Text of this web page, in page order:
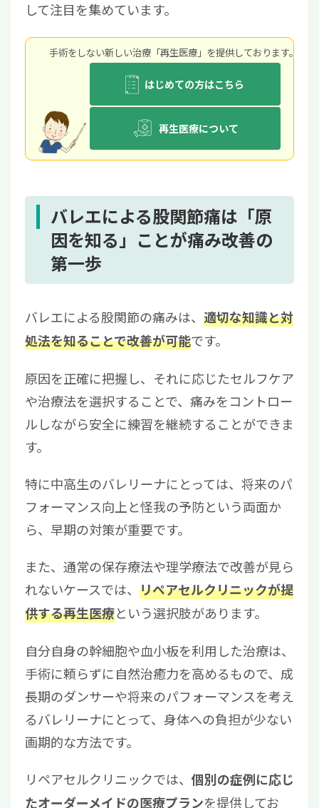
して注目を集めています。
手術をしない新しい治療「再生医療」を提供しております。
はじめての方はこちら
再生医療について
バレエによる股関節痛は「原
因を知る」ことが痛み改善の
第一歩
バレエによる股関節の痛みは、 適切な知識と対
処法を知ることで改善が可能です。
原因を正確に把握し、それに応じたセルフケア
や治療法を選択することで、痛みをコントロー
ルしながら安全に練習を継続することができま
す。
特に中高生のバレリーナにとっては、将来のパ
フォーマンス向上と怪我の予防という両面か
ら、早期の対策が重要です。
また、通常の保存療法や理学療法で改善が見ら
れないケースでは、 リペアセルクリニックが提
供する再生医療という選択肢があります。
自分自身の幹細胞や血小板を利用した治療は、
手術に頼らずに自然治癒力を高めるもので、成
長期のダンサーや将来のパフォーマンスを考え
るバレリーナにとって、身体への負担が少ない
画期的な方法です。
リペアセルクリニックでは、 個別の症例に応じ
たオーダーメイドの医療プランを提供してお